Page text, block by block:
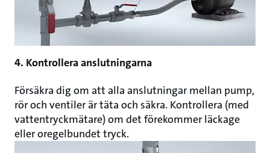
4. Kontrollera anslutningarna
Försäkra dig om att alla anslutningar mellan pump,
rör och ventiler är täta och säkra. Kontrollera (med
vattentryckmätare) om det förekommer läckage
eller oregelbundet tryck.